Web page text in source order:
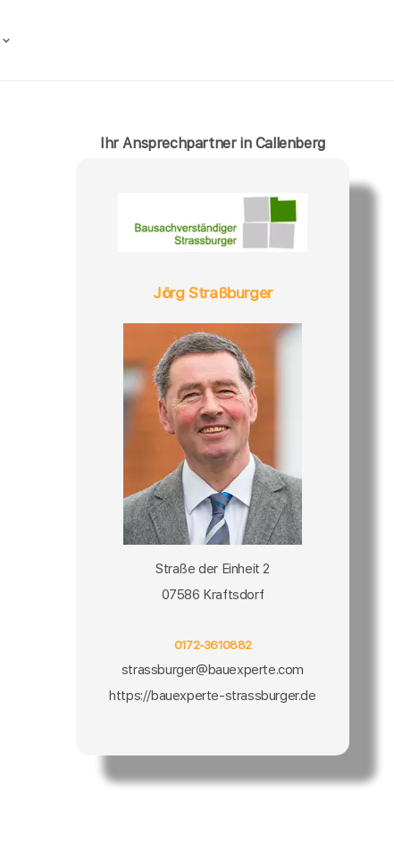
Ihr Ansprechpartner in Callenberg
Jörg Straßburger
Straße der Einheit 2
07586 Kraftsdorf
0172-3610882
strassburger@bauexperte.com
https://bauexperte-strassburger.de